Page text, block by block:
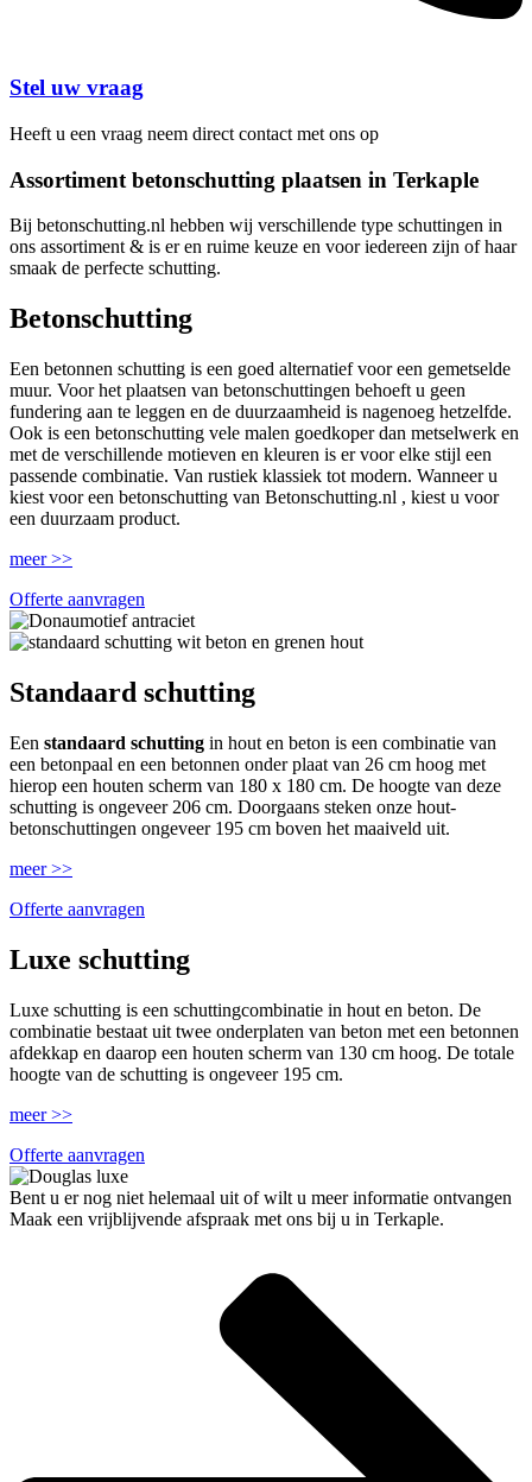
Stel uw vraag
Heeft u een vraag neem direct contact met ons op
Assortiment betonschutting plaatsen in Terkaple
Bij betonschutting.nl hebben wij verschillende type schuttingen in
ons assortiment & is er en ruime keuze en voor iedereen zijn of haar
smaak de perfecte schutting.
Betonschutting
Een betonnen schutting is een goed alternatief voor een gemetselde
muur. Voor het plaatsen van betonschuttingen behoeft u geen
fundering aan te leggen en de duurzaamheid is nagenoeg hetzelfde.
Ook is een betonschutting vele malen goedkoper dan metselwerk en
met de verschillende motieven en kleuren is er voor elke stijl een
passende combinatie. Van rustiek klassiek tot modern. Wanneer u
kiest voor een betonschutting van Betonschutting.nl , kiest u voor
een duurzaam product.
meer >>
Offerte aanvragen
Standaard schutting
Een standaard schutting in hout en beton is een combinatie van
een betonpaal en een betonnen onder plaat van 26 cm hoog met
hierop een houten scherm van 180 x 180 cm. De hoogte van deze
schutting is ongeveer 206 cm. Doorgaans steken onze hout-
betonschuttingen ongeveer 195 cm boven het maaiveld uit.
meer >>
Offerte aanvragen
Luxe schutting
Luxe schutting is een schuttingcombinatie in hout en beton. De
combinatie bestaat uit twee onderplaten van beton met een betonnen
afdekkap en daarop een houten scherm van 130 cm hoog. De totale
hoogte van de schutting is ongeveer 195 cm.
meer >>
Offerte aanvragen
Bent u er nog niet helemaal uit of wilt u meer informatie ontvangen
Maak een vrijblijvende afspraak met ons bij u in Terkaple.